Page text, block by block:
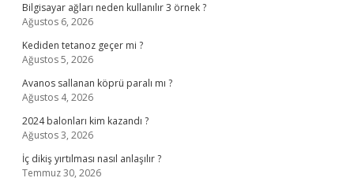
Bilgisayar ağları neden kullanılır 3 örnek ?
Ağustos 6, 2026
Kediden tetanoz geçer mi ?
Ağustos 5, 2026
Avanos sallanan köprü paralı mı ?
Ağustos 4, 2026
2024 balonları kim kazandı ?
Ağustos 3, 2026
İç dikiş yırtılması nasıl anlaşılır ?
Temmuz 30, 2026